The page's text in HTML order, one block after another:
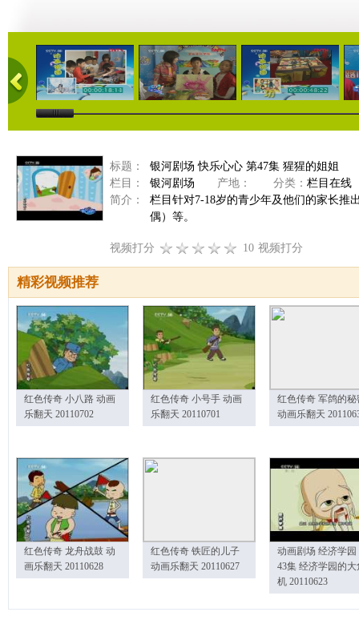
06:17 04:37 06:26
标题：
银河剧场 快乐心心 第47集 猩猩的姐姐
栏目：
银河剧场 产地： 分类： 栏目在线
简介：
栏目针对7-18岁的青少年及他们的家长推
偶）等。
视频打分 10 视频打分
精彩视频推荐
红色传奇 小八路 动画
乐翻天 20110702
红色传奇 小号手 动画
乐翻天 20110701
红色传奇 军鸽的秘
动画乐翻天
红色传奇 龙舟战鼓 动
画乐翻天 20110628
红色传奇 铁匠的儿子
动画乐翻天 20110627
动画剧场 经济学园
43集 经济学园的大
机 20110623